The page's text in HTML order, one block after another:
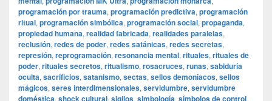
programación por trauma, programación predictiva, programación
ritual, programación simbólica, programación social, propaganda,
propiedad humana, realidad fabricada, realidades paralelas,
reclusión, redes de poder, redes satánicas, redes secretas,
represión, reprogramación, resonancia mental, rituales, rituales de
poder, rituales secretos, ritualismo, rosacruces, runas, sabiduría
oculta, sacrificios, satanismo, sectas, sellos demoníacos, sellos
mágicos, seres interdimensionales, servidumbre, servidumbre
doméstica, shock cultural, sigilos, simbología, símbolos de control,